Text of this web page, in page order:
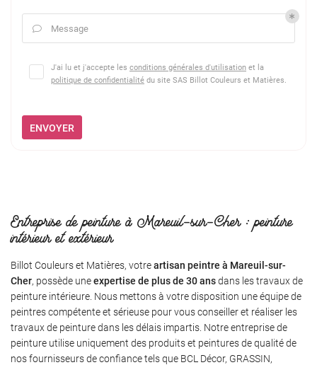
 Message
J'ai lu et j'accepte les conditions générales d'utilisation et la
politique de confidentialité du site SAS Billot Couleurs et Matières.
ENVOYER
Entreprise de peinture à Mareuil-sur-Cher : peinture
intérieur et extérieur
Billot Couleurs et Matières, votreartisan peintre à Mareuil-sur-
Cher, possède uneexpertise de plus de 30 ansdans les travaux de
peinture intérieure. Nous mettons à votre disposition une équipe de
peintres compétente et sérieuse pour vous conseiller et réaliser les
travaux de peinture dans les délais impartis. Notre entreprise de
peinture utilise uniquement des produits et peintures de qualité de
nos fournisseurs de confiance tels que BCL Décor, GRASSIN,